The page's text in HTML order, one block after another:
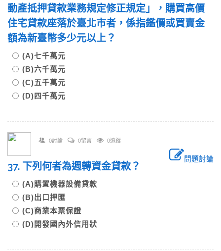
動產抵押貸款業務規定修正規定」，購買高價
住宅貸款座落於臺北市者，係指鑑價或買賣金
額為新臺幣多少元以上？
(A)七千萬元
(B)六千萬元
(C)五千萬元
(D)四千萬元
0討論 0留言 0追蹤
問題討論
37. 下列何者為週轉資金貸款？
(A)購置機器設備貸款
(B)出口押匯
(C)商業本票保證
(D)開發國內外信用狀